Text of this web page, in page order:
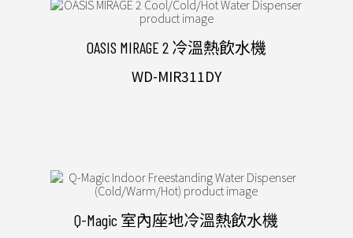
OASIS MIRAGE 2 冷溫熱飲水機
WD-MIR311DY
Q-Magic 室內座地冷溫熱飲水機